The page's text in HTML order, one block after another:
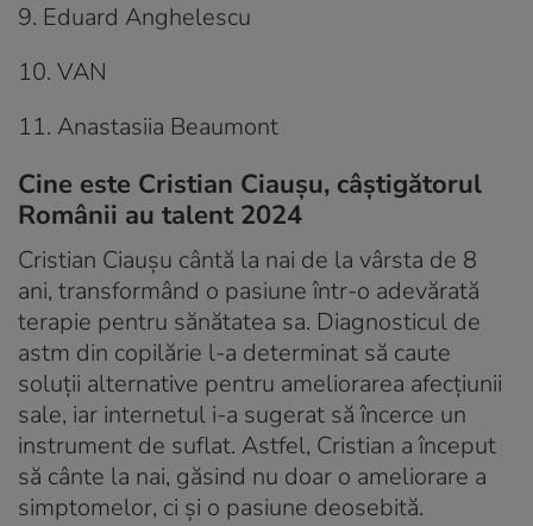
9. Eduard Anghelescu
10. VAN
11. Anastasiia Beaumont
Cine este Cristian Ciaușu, câștigătorul
Românii au talent 2024
Cristian Ciaușu cântă la nai de la vârsta de 8
ani, transformând o pasiune într-o adevărată
terapie pentru sănătatea sa. Diagnosticul de
astm din copilărie l-a determinat să caute
soluții alternative pentru ameliorarea afecțiunii
sale, iar internetul i-a sugerat să încerce un
instrument de suflat. Astfel, Cristian a început
să cânte la nai, găsind nu doar o ameliorare a
simptomelor, ci și o pasiune deosebită.